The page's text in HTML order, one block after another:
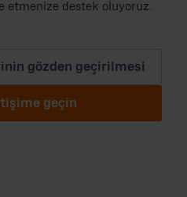
etmenize destek oluyoruz.
gözden geçirilmesi
geçin